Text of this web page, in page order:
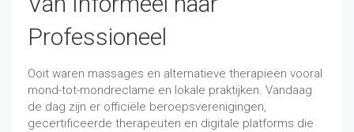
Professioneel
Ooit waren massages en alternatieve therapieën vooral
mond-tot-mondreclame en lokale praktijken. Vandaag
de dag zijn er officiële beroepsverenigingen,
gecertificeerde therapeuten en digitale platforms die